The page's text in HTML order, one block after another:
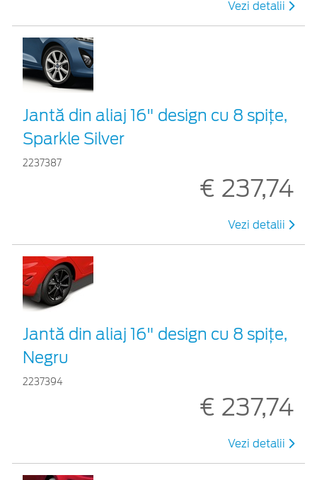
Vezi detalii
Jantă din aliaj 16" design cu 8 spițe,
Sparkle Silver
2237387
€ 237,74
Vezi detalii
Jantă din aliaj 16" design cu 8 spițe,
Negru
2237394
€ 237,74
Vezi detalii